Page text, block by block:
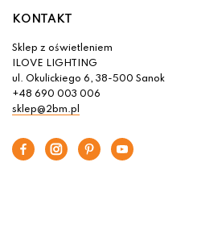
KONTAKT
Sklep z oświetleniem
ILOVE LIGHTING
ul. Okulickiego 6, 38-500 Sanok
+48 690 003 006
sklep@2bm.pl